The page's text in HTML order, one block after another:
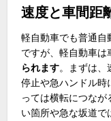
速度と車間距
軽自動車でも普通自
ですが、軽自動車は
られます。まずは、
停止や急ハンドル時
っては横転につな
い箇所や急な坂道で